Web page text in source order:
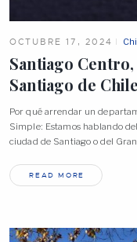
OCTUBRE 17, 2024
Santiago
Santiago de Chile
Por qué arrendar un
Simple: Estamos hablando
ciudad de Santiago o del
READ MORE